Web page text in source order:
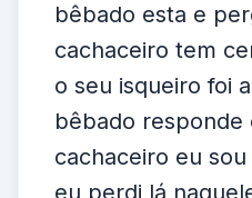
bêbado esta e
cachaceiro tem
o seu isqueiro foi
bêbado responde
cachaceiro eu
eu perdi lá